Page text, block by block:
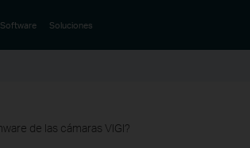
Software Soluciones
de las cámaras VIGI?